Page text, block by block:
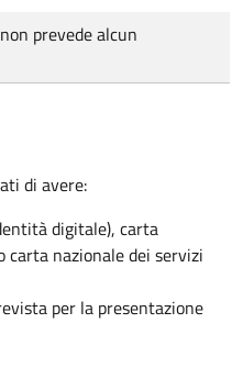
prevede alcun
di avere:
digitale), carta
carta nazionale dei servizi
per la presentazione